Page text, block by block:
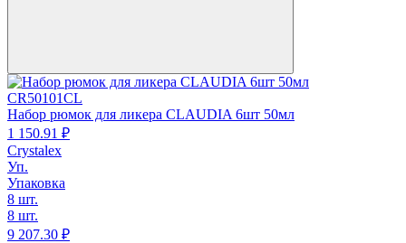
CR50101CL
Набор рюмок для ликера CLAUDIA 6шт 50мл
1 150.91 ₽
Crystalex
Уп.
Упаковка
8 шт.
8 шт.
9 207.30 ₽